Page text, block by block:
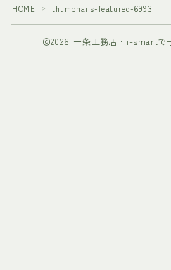
HOME ＞ thumbnails-featured-6993
2026 一条工務店・i-smartで